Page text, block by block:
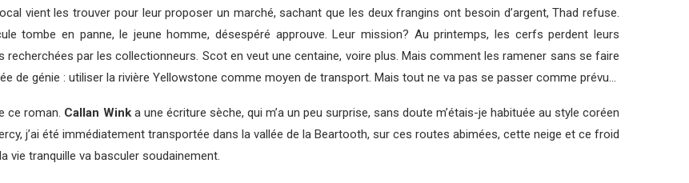
vient les trouver pour leur proposer un marché, sachant que les deux frangins ont besoin d’argent, Thad refuse.
tombe en panne, le jeune homme, désespéré approuve. Leur mission? Au printemps, les cerfs perdent leurs
recherchées par les collectionneurs. Scot en veut une centaine, voire plus. Mais comment les ramener sans se faire
de génie : utiliser la rivière Yellowstone comme moyen de transport. Mais tout ne va pas se passer comme prévu…
ce roman. Callan Winka une écriture sèche, qui m’a un peu surprise, sans doute m’étais-je habituée au style coréen
j’ai été immédiatement transportée dans la vallée de la Beartooth, sur ces routes abimées, cette neige et ce froid
vie tranquille va basculer soudainement.